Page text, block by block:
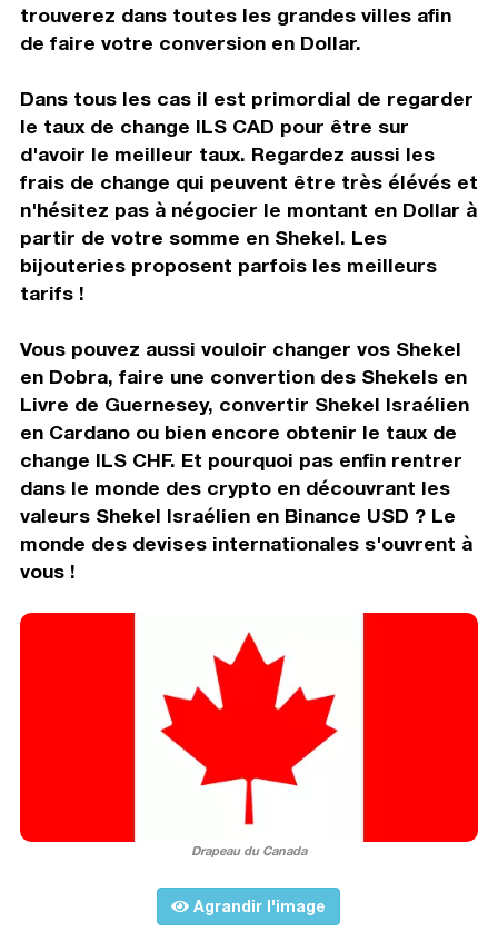
trouverez dans toutes les grandes villes afin
de faire votre conversion en Dollar.
Dans tous les cas il est primordial de regarder
le taux de change ILS CAD pour être sur
d'avoir le meilleur taux. Regardez aussi les
frais de change qui peuvent être très élévés et
n'hésitez pas à négocier le montant en Dollar à
partir de votre somme en Shekel. Les
bijouteries proposent parfois les meilleurs
tarifs !
Vous pouvez aussi vouloir changer vos Shekel
en Dobra, faire une convertion des Shekels en
Livre de Guernesey, convertir Shekel Israélien
en Cardano ou bien encore obtenir le taux de
change ILS CHF. Et pourquoi pas enfin rentrer
dans le monde des crypto en découvrant les
valeurs Shekel Israélien en Binance USD ? Le
monde des devises internationales s'ouvrent à
vous !
Drapeau du Canada
Agrandir l'image